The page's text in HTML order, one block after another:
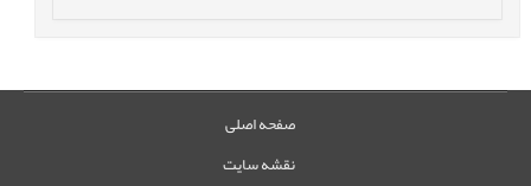
صفحه اصلی
نقشه سایت